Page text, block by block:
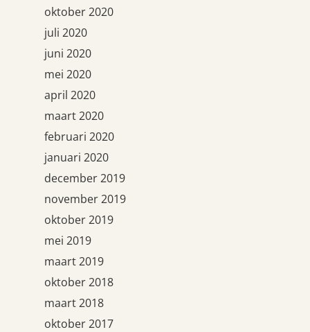
oktober 2020
juli 2020
juni 2020
mei 2020
april 2020
maart 2020
februari 2020
januari 2020
december 2019
november 2019
oktober 2019
mei 2019
maart 2019
oktober 2018
maart 2018
oktober 2017